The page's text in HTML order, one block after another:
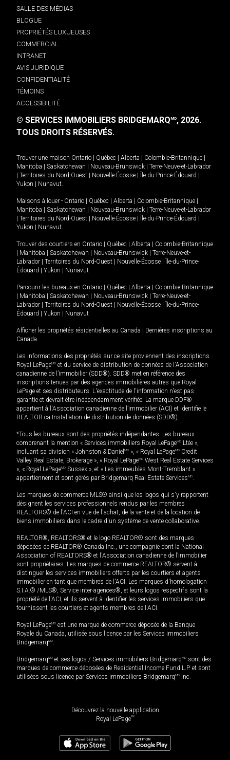
SALLE DES MÉDIAS
BLOGUE
PROPRIÉTÉS LUXUEUSES
COMMERCIAL
INTRANET
AVIS JURIDIQUE
CONFIDENTIALITÉ
TÉMOINS
ACCESSIBILITÉ
© SERVICES IMMOBILIERS BRIDGEMARQMD, 2026.
TOUS DROITS RÉSERVÉS.
Trouver une maison Ontario | Québec | Alberta | Colombie-Britannique |
Manitoba | Saskatchewan | Nouveau-Brunswick | Terre-Neuve-et-Labrador
| Territoires du Nord-Ouest | Nouvelle-Écosse | Île-du-Prince-Édouard |
Yukon | Nunavut
Maisons à louer - Ontario | Québec | Alberta | Colombie-Britannique |
Manitoba | Saskatchewan | Nouveau-Brunswick | Terre-Neuve-et-Labrador
| Territoires du Nord-Ouest | Nouvelle-Écosse | Île-du-Prince-Édouard |
Yukon | Nunavut
Trouver des courtiers en Ontario | Québec | Alberta | Colombie-Britannique
| Manitoba | Saskatchewan | Nouveau-Brunswick | Terre-Neuve-et-
Labrador | Territoires du Nord-Ouest | Nouvelle-Écosse | Île-du-Prince-
Édouard | Yukon | Nunavut
Parcourir les bureaux en Ontario | Québec | Alberta | Colombie-Britannique
| Manitoba | Saskatchewan | Nouveau-Brunswick | Terre-Neuve-et-
Labrador | Territoires du Nord-Ouest | Nouvelle-Écosse | Île-du-Prince-
Édouard | Yukon | Nunavut
Afficher les propriétés résidentielles au Canada | Dernières inscriptions au
Canada
Les informations des propriétés sur ce site proviennent des inscriptions
Royal LePageMD et du service de distribution de données de l'Association
canadienne de l’immobilier (SDD®). SDD® met en référence des
inscriptions tenues par des agences immobilières autres que Royal
LePage et ses distributeurs. L'exactitude de l'information n'est pas
garantie et devrait être indépendamment vérifiée. La marque DDF®
appartient à l'Association canadienne de l’immobilier (ACI) et identifie le
REALTOR.ca Installation de distribution de données (SDD®).
*Tous les bureaux sont des propriétés indépendantes. Les bureaux
comprenant la mention « Services immobiliers Royal LePageMD Ltée »,
incluant sa division « Johnston & Daniel MD », « Royal LePageMD Credit
Valley Real Estate, Brokerage », « Royal LePageMD West Real Estate Services
», « Royal LePageMD Sussex », et « Les immeubles Mont-Tremblant »
appartiennent et sont gérés par Bridgemarq Real Estate ServicesMD
Les marques de commerce MLS® ainsi que les logos qui s'y rapportent
désignent les services professionnels rendus par les membres
REALTORS® de l'ACI en vue de l'achat, de la vente et de la location de
biens immobiliers dans le cadre d'un système de vente collaborative.
REALTOR®, REALTORS® et le logo REALTOR® sont des marques
déposées de REALTOR® Canada Inc., une compagnie dont la National
Association of REALTORS® et l'Association canadienne de l’immobilier
sont propriétaires. Les marques de commerce REALTOR® servent à
distinguer les services immobiliers offerts par les courtiers et agents
immobilier en tant que membres de l'ACI. Les marques d'homologation
S.I.A.® /MLS®, Service inter-agences®, et leurs logos respectifs sont la
propriété de l'ACI, et ils servent à identifier les services immobiliers que
fournissent les courtiers et agents membres de l'ACI.
Royal LePageMD est une marque de commerce déposée de la Banque
Royale du Canada, utilisée sous licence par les Services immobiliers
BridgemarqMD
BridgemarqMD et ses logos / Services immobiliers BridgemarqMD sont des
marques de commerce déposées de Residential Income Fund L.P. et sont
utilisées sous licence par Services immobiliers BridgemarqMD Inc.
Découvrez la nouvelle application
Royal LePageMD